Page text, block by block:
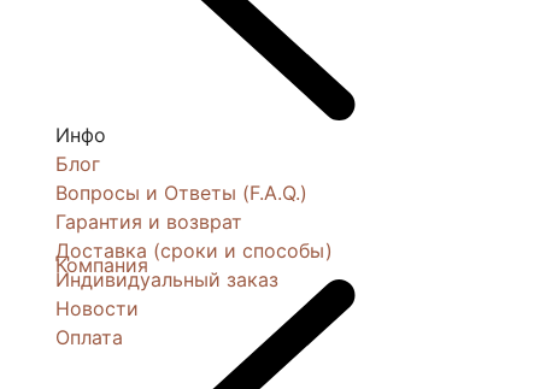
Инфо
Блог
Вопросы и Ответы (F.A.Q.)
Гарантия и возврат
Доставка (сроки и способы)
Индивидуальный заказ
Новости
Оплата
Компания